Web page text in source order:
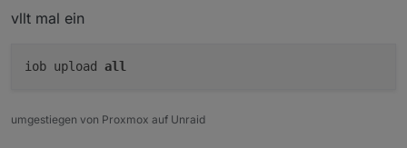
vllt mal ein
iob upload all
umgestiegen von Proxmox auf Unraid